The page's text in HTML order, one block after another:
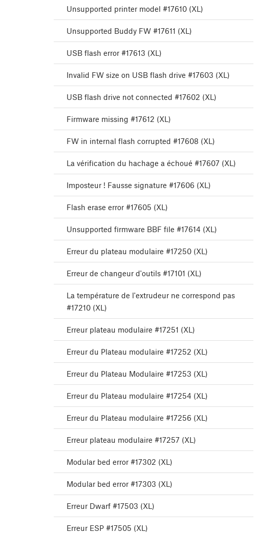
Unsupported printer model #17610 (XL)
Unsupported Buddy FW #17611 (XL)
USB flash error #17613 (XL)
Invalid FW size on USB flash drive #17603 (XL)
USB flash drive not connected #17602 (XL)
Firmware missing #17612 (XL)
FW in internal flash corrupted #17608 (XL)
La vérification du hachage a échoué #17607 (XL)
Imposteur ! Fausse signature #17606 (XL)
Flash erase error #17605 (XL)
Unsupported firmware BBF file #17614 (XL)
Erreur du plateau modulaire #17250 (XL)
Erreur de changeur d'outils #17101 (XL)
La température de l'extrudeur ne correspond pas
#17210 (XL)
Erreur plateau modulaire #17251 (XL)
Erreur du Plateau modulaire #17252 (XL)
Erreur du Plateau Modulaire #17253 (XL)
Erreur du Plateau modulaire #17254 (XL)
Erreur du Plateau modulaire #17256 (XL)
Erreur plateau modulaire #17257 (XL)
Modular bed error #17302 (XL)
Modular bed error #17303 (XL)
Erreur Dwarf #17503 (XL)
Erreur ESP #17505 (XL)